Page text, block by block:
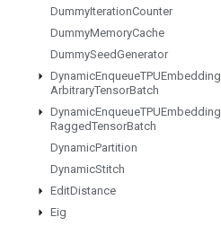
DummyIterationCounter
DummyMemoryCache
DummySeedGenerator
DynamicEnqueueTPUEmbedding
ArbitraryTensorBatch
DynamicEnqueueTPUEmbedding
RaggedTensorBatch
DynamicPartition
DynamicStitch
EditDistance
Eig